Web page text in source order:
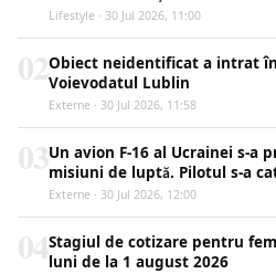
Lifestyle · 30 Jul 2026, 11:00
Obiect neidentificat a intrat
Voievodatul Lublin
Externe · 30 Jul 2026, 11:58
Un avion F-16 al Ucrainei s-a
misiuni de luptă. Pilotul s-a
Externe · 30 Jul 2026, 12:00
Stagiul de cotizare pentru
luni de la 1 august 2026